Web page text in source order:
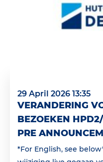
29 April 2026 13:35
VERANDERING
BEZOEKEN
PRE
*For English, see